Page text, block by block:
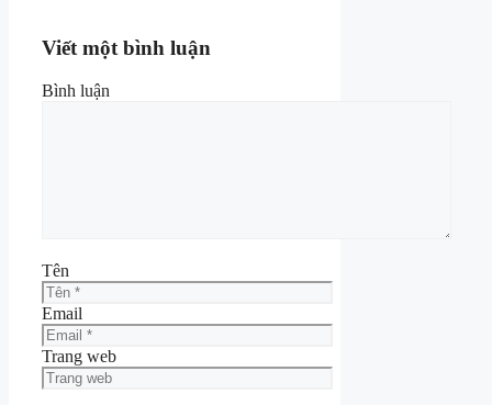
Viết một bình luận
Bình luận
Tên
Email
Trang web